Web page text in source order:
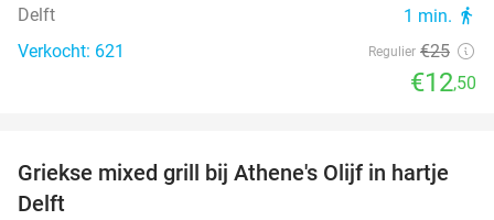
Delft 1 min. directions_walk
Verkocht: 621 Regulier €25
€12,50
26%
Griekse mixed grill bij Athene's Olijf in hartje
Delft